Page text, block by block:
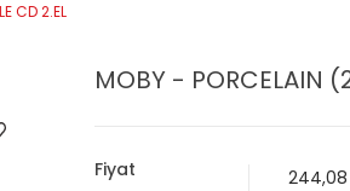
CD 2.EL
MOBY - PORCELAIN
Fiyat
244,08